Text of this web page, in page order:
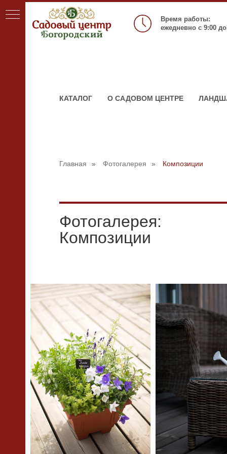
Время работы:
ежедневно с 9:00
КАТАЛОГ О САДОВОМ ЦЕНТРЕ
Главная » Фотогалерея » Композиции
Фотогалерея:
Композиции